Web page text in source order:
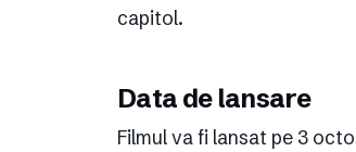
capitol.
Data de lansare
Filmul va fi lansat pe 3